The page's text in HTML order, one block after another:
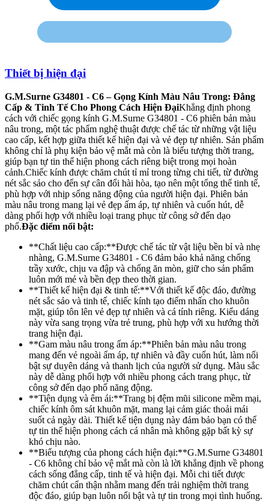
Thiết bị hiện đại
G.M.Surne G34801 - C6 – Gọng Kính Màu Nâu Trong: Đẳng
Cấp & Tinh Tế Cho Phong Cách Hiện ĐạiKhẳng định phong
cách với chiếc gọng kính G.M.Surne G34801 - C6 phiên bản màu
nâu trong, một tác phẩm nghệ thuật được chế tác từ những vật liệu
cao cấp, kết hợp giữa thiết kế hiện đại và vẻ đẹp tự nhiên. Sản phẩm
không chỉ là phụ kiện bảo vệ mắt mà còn là biểu tượng thời trang,
giúp bạn tự tin thể hiện phong cách riêng biệt trong mọi hoàn
cảnh.Chiếc kính được chăm chút tỉ mỉ trong từng chi tiết, từ đường
nét sắc sảo cho đến sự cân đối hài hòa, tạo nên một tổng thể tinh tế,
phù hợp với nhịp sống năng động của người hiện đại. Phiên bản
màu nâu trong mang lại vẻ đẹp ấm áp, tự nhiên và cuốn hút, dễ
dàng phối hợp với nhiều loại trang phục từ công sở đến dạo
phố.Đặc điểm nổi bật:
**Chất liệu cao cấp:**Được chế tác từ vật liệu bền bỉ và nhẹ
nhàng, G.M.Surne G34801 - C6 đảm bảo khả năng chống
trầy xước, chịu va đập và chống ăn mòn, giữ cho sản phẩm
luôn mới mẻ và bền đẹp theo thời gian.
**Thiết kế hiện đại & tinh tế:**Với thiết kế độc đáo, đường
nét sắc sảo và tinh tế, chiếc kính tạo điểm nhấn cho khuôn
mặt, giúp tôn lên vẻ đẹp tự nhiên và cá tính riêng. Kiểu dáng
này vừa sang trọng vừa trẻ trung, phù hợp với xu hướng thời
trang hiện đại.
**Gam màu nâu trong ấm áp:**Phiên bản màu nâu trong
mang đến vẻ ngoài ấm áp, tự nhiên và đầy cuốn hút, làm nổi
bật sự duyên dáng và thanh lịch của người sử dụng. Màu sắc
này dễ dàng phối hợp với nhiều phong cách trang phục, từ
công sở đến dạo phố năng động.
**Tiện dụng và êm ái:**Trang bị đệm mũi silicone mềm mại,
chiếc kính ôm sát khuôn mặt, mang lại cảm giác thoải mái
suốt cả ngày dài. Thiết kế tiện dụng này đảm bảo bạn có thể
tự tin thể hiện phong cách cá nhân mà không gặp bất kỳ sự
khó chịu nào.
**Biểu tượng của phong cách hiện đại:**G.M.Surne G34801
- C6 không chỉ bảo vệ mắt mà còn là lời khẳng định về phong
cách sống đẳng cấp, tinh tế và hiện đại. Mỗi chi tiết được
chăm chút cẩn thận nhằm mang đến trải nghiệm thời trang
độc đáo, giúp bạn luôn nổi bật và tự tin trong mọi tình huống.